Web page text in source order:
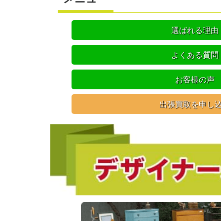
選ばれる理由
よくある質問
お客様の声
出張買取を申し